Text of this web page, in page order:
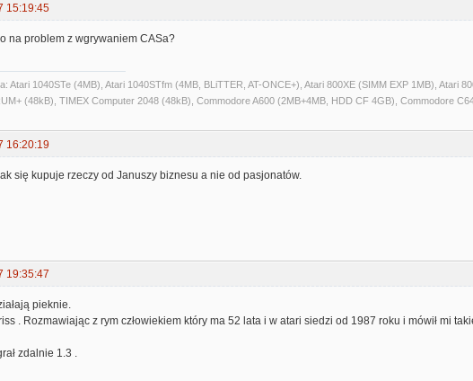
15:19:45
na problem z wgrywaniem CASa?
Atari 1040STe (4MB), Atari 1040STfm (4MB, BLiTTER, AT-ONCE+), Atari 800XE (SIMM EXP 1MB), Atari
(48kB), TIMEX Computer 2048 (48kB), Commodore A600 (2MB+4MB, HDD CF 4GB), Commodore
16:20:19
się kupuje rzeczy od Januszy biznesu a nie od pasjonatów.
19:35:47
pieknie.
. Rozmawiając z rym człowiekiem który ma 52 lata i w atari siedzi od 1987 roku i mówił mi
zdalnie 1.3 .